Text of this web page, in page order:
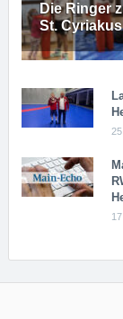
Die Ringer
St. Cyriakus